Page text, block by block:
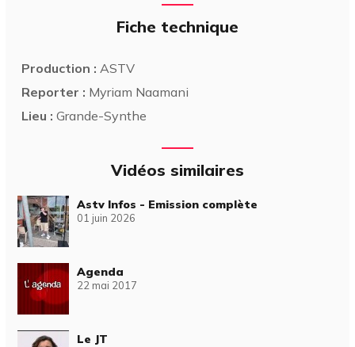
Fiche technique
Production : ASTV
Reporter : Myriam Naamani
Lieu : Grande-Synthe
Vidéos similaires
Astv Infos - Emission complète
01 juin 2026
Agenda
22 mai 2017
Le JT